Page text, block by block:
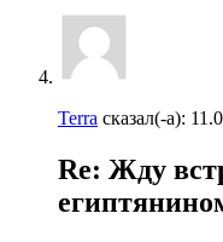
Terra сказал(-а):
Re: Жду